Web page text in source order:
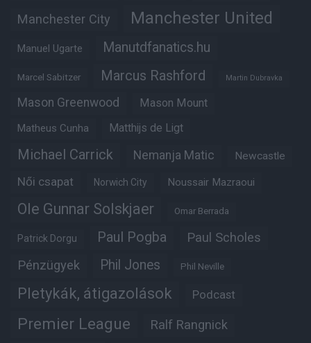
Manchester City Manchester United
Manuel Ugarte Manutdfanatics.hu
Marcel Sabitzer Marcus Rashford Martin Dubravka
Mason Greenwood Mason Mount
Matheus Cunha Matthijs de Ligt
Michael Carrick Nemanja Matic Newcastle
Női csapat Norwich City Noussair Mazraoui
Ole Gunnar Solskjaer Omar Berrada
Patrick Dorgu Paul Pogba Paul Scholes
Pénzügyek Phil Jones Phil Neville
Pletykák, átigazolások Podcast
Premier League Ralf Rangnick